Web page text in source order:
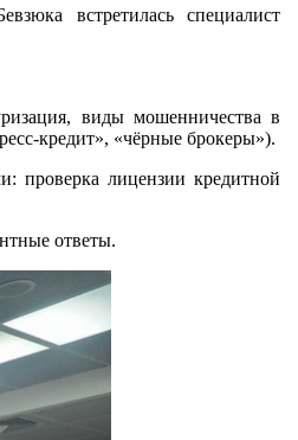
встретилась специалист
виды мошенничества в
кредит», «чёрные брокеры»).
проверка лицензии кредитной
ответы.